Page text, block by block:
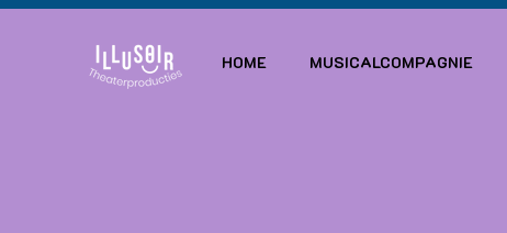
HOME MUSICALCOMPAGNIE